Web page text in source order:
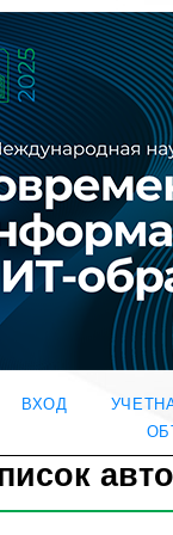
ВХОД